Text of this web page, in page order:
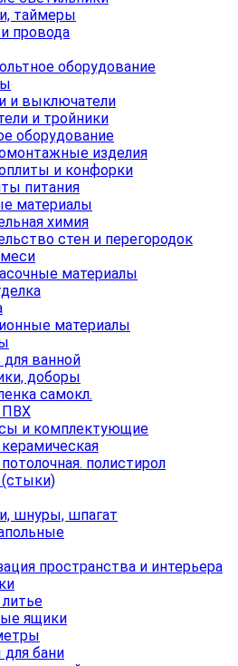
таймеры
провода
оборудование
и выключатели
и тройники
оборудование
изделия
и конфорки
питания
материалы
химия
стен и перегородок
материалы
материалы
ванной
доборы
самокл.
ПВХ
и комплектующие
полистирол
шнуры, шпагат
пространства и интерьера
ящики
бани